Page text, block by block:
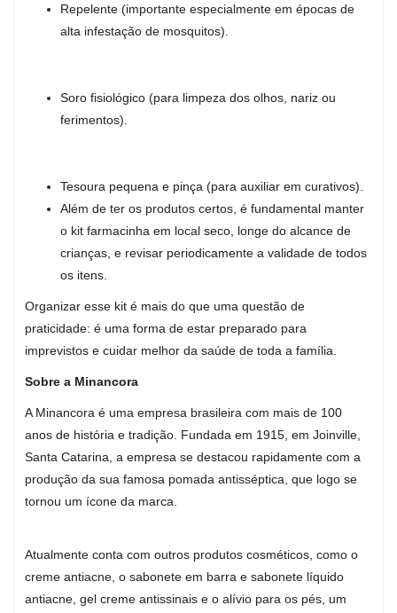
Repelente (importante especialmente em épocas de
alta infestação de mosquitos).
Soro fisiológico (para limpeza dos olhos, nariz ou
ferimentos).
Tesoura pequena e pinça (para auxiliar em curativos).
Além de ter os produtos certos, é fundamental manter
o kit farmacinha em local seco, longe do alcance de
crianças, e revisar periodicamente a validade de todos
os itens.
Organizar esse kit é mais do que uma questão de
praticidade: é uma forma de estar preparado para
imprevistos e cuidar melhor da saúde de toda a família.
Sobre a Minancora
A Minancora é uma empresa brasileira com mais de 100
anos de história e tradição. Fundada em 1915, em Joinville,
Santa Catarina, a empresa se destacou rapidamente com a
produção da sua famosa pomada antisséptica, que logo se
tornou um ícone da marca.
Atualmente conta com outros produtos cosméticos, como o
creme antiacne, o sabonete em barra e sabonete líquido
antiacne, gel creme antissinais e o alívio para os pés, um